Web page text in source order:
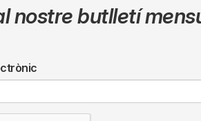
nostre butlletí